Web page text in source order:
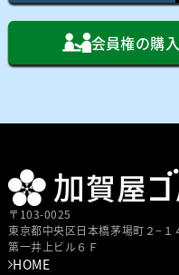
会員権の購
〒103-0025
東京都中央区⽇本橋茅場町２−１
第⼀井上ビル６Ｆ
HOME